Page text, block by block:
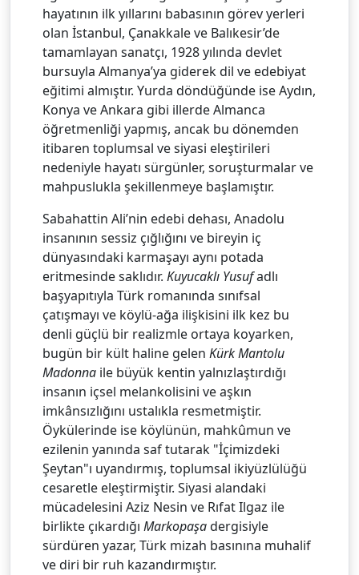
hayatının ilk yıllarını babasının görev yerleri
olan İstanbul, Çanakkale ve Balıkesir’de
tamamlayan sanatçı, 1928 yılında devlet
bursuyla Almanya’ya giderek dil ve edebiyat
eğitimi almıştır. Yurda döndüğünde ise Aydın,
Konya ve Ankara gibi illerde Almanca
öğretmenliği yapmış, ancak bu dönemden
itibaren toplumsal ve siyasi eleştirileri
nedeniyle hayatı sürgünler, soruşturmalar ve
mahpuslukla şekillenmeye başlamıştır.
Sabahattin Ali’nin edebi dehası, Anadolu
insanının sessiz çığlığını ve bireyin iç
dünyasındaki karmaşayı aynı potada
eritmesinde saklıdır. Kuyucaklı Yusufadlı
başyapıtıyla Türk romanında sınıfsal
çatışmayı ve köylü-ağa ilişkisini ilk kez bu
denli güçlü bir realizmle ortaya koyarken,
bugün bir kült haline gelen Kürk Mantolu
Madonna ile büyük kentin yalnızlaştırdığı
insanın içsel melankolisini ve aşkın
imkânsızlığını ustalıkla resmetmiştir.
Öykülerinde ise köylünün, mahkûmun ve
ezilenin yanında saf tutarak "İçimizdeki
Şeytan"ı uyandırmış, toplumsal ikiyüzlülüğü
cesaretle eleştirmiştir. Siyasi alandaki
mücadelesini Aziz Nesin ve Rıfat Ilgaz ile
birlikte çıkardığı Markopaşadergisiyle
sürdüren yazar, Türk mizah basınına muhalif
ve diri bir ruh kazandırmıştır.